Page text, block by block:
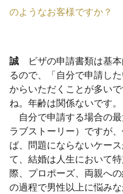
のようなお客様ですか？
誠 ビザの申請書類は基
るので、「自分で申請し
からいただくことが多い
ね。年齢は関係ないです。
自分で申請する場合の
ラブストーリー）ですが
ば、問題にならないケー
て、結婚は人生において
際、プロポーズ、両親へ
の過程で男性以上に悩み